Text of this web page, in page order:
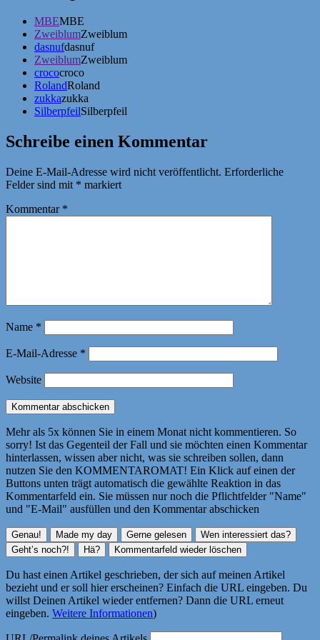
MBEMBE
ZweiblumZweiblum
dasnufdasnuf
ZweiblumZweiblum
crococroco
RolandRoland
zukkazukka
SilberpfeilSilberpfeil
Schreibe einen Kommentar
Deine E-Mail-Adresse wird nicht veröffentlicht. Erforderliche
Felder sind mit * markiert
Kommentar *
Name *
E-Mail-Adresse *
Website
Mehr als 5x können Sie in einem Monat nicht kommentieren. So
sorry! Ist das Gegenteil der Fall und sie möchten einen Kommentar
hinterlassen, wissen aber nicht, was sie schreiben sollen, dann
nutzen Sie den KOMMENTAROMAT! Ein Klick auf einen der
Buttons unten trägt automatisch die gewählte Reaktion in das
Kommentarfeld ein. Sie müssen nur noch die Pflichtfelder "Name"
und "E-Mail" ausfüllen und den Kommentar abschicken
Du hast einen Artikel geschrieben, der sich auf meinen Artikel
bezieht und er soll hier erscheinen? Einfach die URL eingeben. Du
willst Deinen Artikel wieder entfernen? Dann die URL erneut
eingeben. Weitere Informationen)